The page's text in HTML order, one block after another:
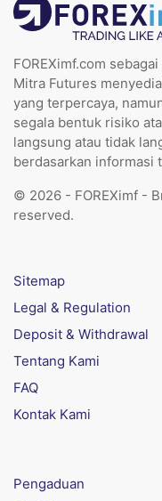
FOREXimf.com
Mitra Futures
yang terpercaya,
segala bentuk risiko
langsung atau tidak
berdasarkan informasi
© 2026 - FOREXimf -
reserved.
Sitemap
Legal & Regulation
Deposit & Withdrawal
Tentang Kami
FAQ
Kontak Kami
Pengaduan